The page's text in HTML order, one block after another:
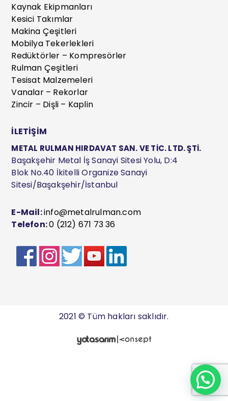
Kaynak Ekipmanları
Kesici Takımlar
Makina Çeşitleri
Mobilya Tekerlekleri
Redüktörler – Kompresörler
Rulman Çeşitleri
Tesisat Malzemeleri
Vanalar – Rekorlar
Zincir – Dişli – Kaplin
İLETİŞİM
METAL RULMAN HIRDAVAT SAN. VE TİC. LTD. ŞTİ.
Başakşehir Metal İş Sanayi Sitesi Yolu, D:4
Blok No.40 İkitelli Organize Sanayi
Sitesi/Başakşehir/İstanbul
E-Mail:info@metalrulman.com
Telefon:0 (212) 671 73 36
2021 © Tüm hakları saklıdır.